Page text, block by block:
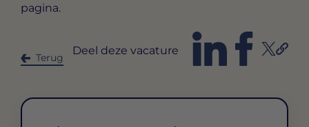
pagina.
Terug
Deel deze vacature